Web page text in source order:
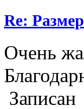
Re:
Очень
Записан